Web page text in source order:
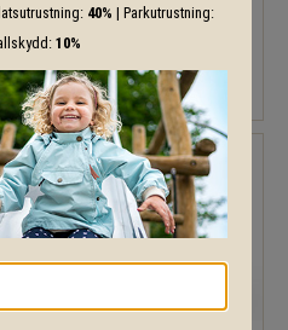
6-kantig Tipi i kärnfuru
40% | Parkutrustning:
10%